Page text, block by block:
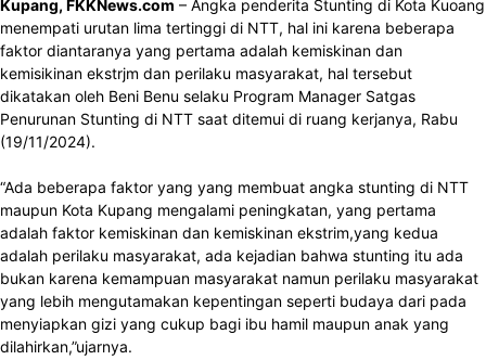
Kupang, FKKNews.com – Angka penderita Stunting di Kota Kuoang
menempati urutan lima tertinggi di NTT, hal ini karena beberapa
faktor diantaranya yang pertama adalah kemiskinan dan
kemisikinan ekstrjm dan perilaku masyarakat, hal tersebut
dikatakan oleh Beni Benu selaku Program Manager Satgas
Penurunan Stunting di NTT saat ditemui di ruang kerjanya, Rabu
(19/11/2024).
“Ada beberapa faktor yang yang membuat angka stunting di NTT
maupun Kota Kupang mengalami peningkatan, yang pertama
adalah faktor kemiskinan dan kemiskinan ekstrim,yang kedua
adalah perilaku masyarakat, ada kejadian bahwa stunting itu ada
bukan karena kemampuan masyarakat namun perilaku masyarakat
yang lebih mengutamakan kepentingan seperti budaya dari pada
menyiapkan gizi yang cukup bagi ibu hamil maupun anak yang
dilahirkan,”ujarnya.